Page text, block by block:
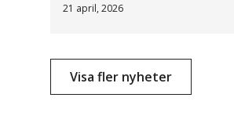
21 april, 2026
Visa fler nyheter